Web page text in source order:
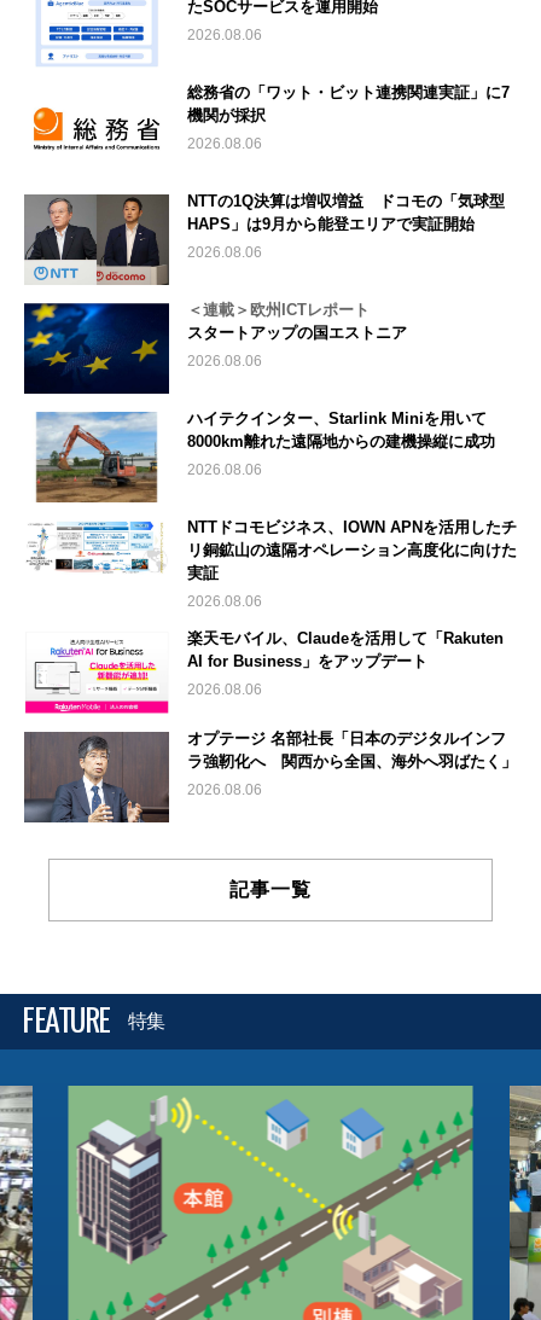
たSOCサービスを運用開始
2026.08.06
総務省の「ワット・ビット連携関連実証」に7
機関が採択
2026.08.06
NTTの1Q決算は増収増益 ドコモの「気球型
HAPS」は9月から能登エリアで実証開始
2026.08.06
＜連載＞欧州ICTレポート
スタートアップの国エストニア
2026.08.06
ハイテクインター、Starlink Miniを用いて
8000km離れた遠隔地からの建機操縦に成功
2026.08.06
NTTドコモビジネス、IOWN APNを活用したチ
リ銅鉱山の遠隔オペレーション高度化に向けた
実証
2026.08.06
楽天モバイル、Claudeを活用して「Rakuten
AI for Business」をアップデート
2026.08.06
オプテージ 名部社長「日本のデジタルインフ
ラ強靭化へ 関西から全国、海外へ羽ばたく」
2026.08.06
記事一覧
FEATURE 特集